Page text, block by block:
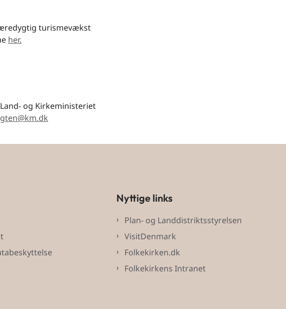
turismevækst
her.
og Kirkeministeriet
Nyttige links
Plan- og Landdistriktsstyrelsen
VisitDenmark
Folkekirken.dk
Folkekirkens Intranet